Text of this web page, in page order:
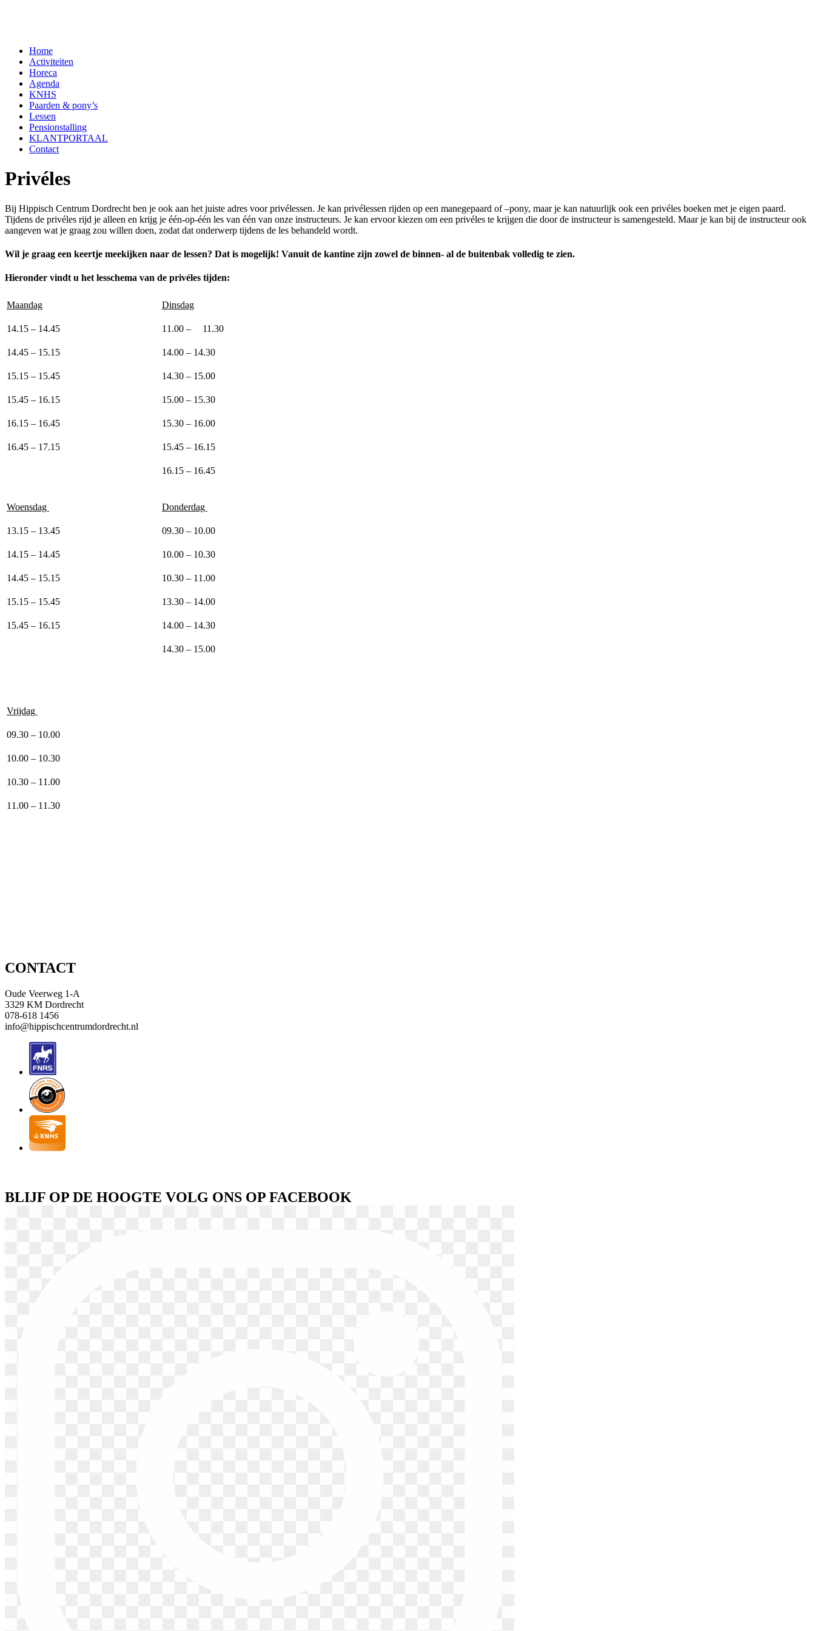
Home
Activiteiten
Horeca
Agenda
KNHS
Paarden & pony’s
Lessen
Pensionstalling
KLANTPORTAAL
Contact
Privéles
Bij Hippisch Centrum Dordrecht ben je ook aan het juiste adres voor privélessen. Je kan privélessen rijden op een manegepaard of –pony, maar je kan natuurlijk ook een privéles boeken met je eigen paard.
Tijdens de privéles rijd je alleen en krijg je één-op-één les van één van onze instructeurs. Je kan ervoor kiezen om een privéles te krijgen die door de instructeur is samengesteld. Maar je kan bij de instructeur ook
aangeven wat je graag zou willen doen, zodat dat onderwerp tijdens de les behandeld wordt.
Wil je graag een keertje meekijken naar de lessen? Dat is mogelijk! Vanuit de kantine zijn zowel de binnen- al de buitenbak volledig te zien.
Hieronder vindt u het lesschema van de privéles tijden:
Maandag Dinsdag
14.15 – 14.45 11.00 – 11.30
14.45 – 15.15 14.00 – 14.30
15.15 – 15.45 14.30 – 15.00
15.45 – 16.15 15.00 – 15.30
16.15 – 16.45 15.30 – 16.00
16.45 – 17.15 15.45 – 16.15
16.15 – 16.45
Woensdag Donderdag
13.15 – 13.45 09.30 – 10.00
14.15 – 14.45 10.00 – 10.30
14.45 – 15.15 10.30 – 11.00
15.15 – 15.45 13.30 – 14.00
15.45 – 16.15 14.00 – 14.30
14.30 – 15.00
Vrijdag
09.30 – 10.00
10.00 – 10.30
10.30 – 11.00
11.00 – 11.30
CONTACT
Oude Veerweg 1-A
3329 KM Dordrecht
078-618 1456
info@hippischcentrumdordrecht.nl
BLIJF OP DE HOOGTE VOLG ONS OP FACEBOOK